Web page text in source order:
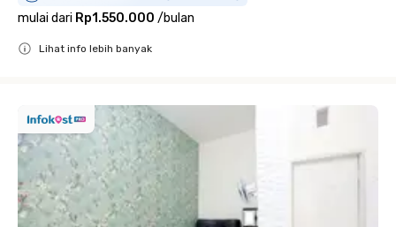
mulai dari Rp1.550.000 /bulan
Lihat info lebih banyak